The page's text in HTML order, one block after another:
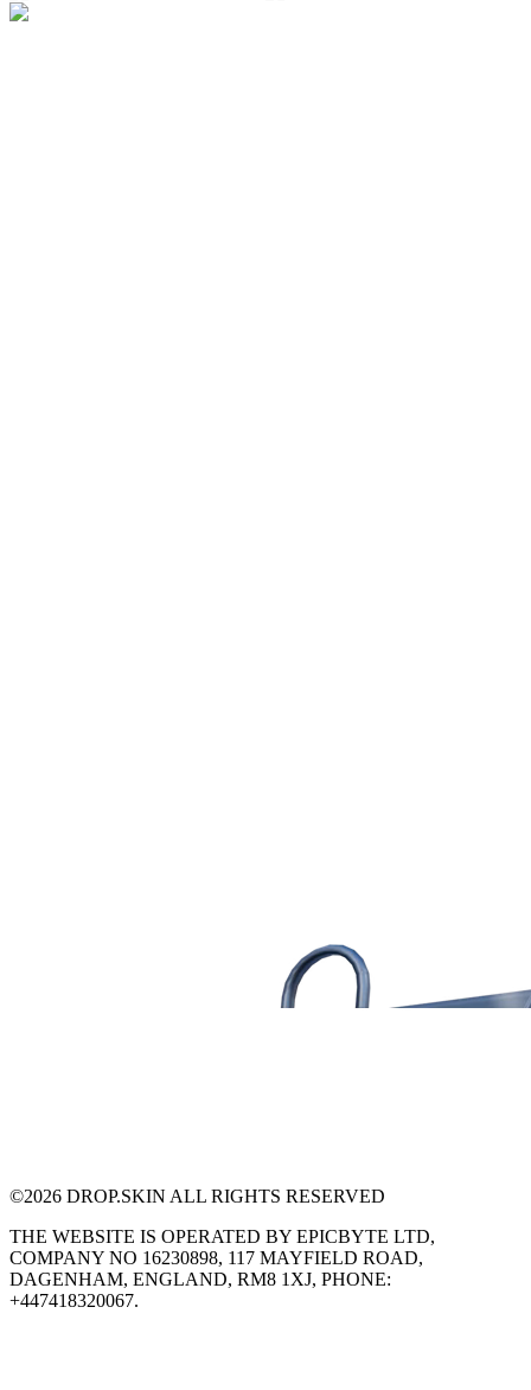
©2026 DROP.SKIN ALL RIGHTS RESERVED
THE WEBSITE IS OPERATED BY EPICBYTE LTD,
COMPANY NO 16230898, 117 MAYFIELD ROAD,
DAGENHAM, ENGLAND, RM8 1XJ, PHONE:
+447418320067.